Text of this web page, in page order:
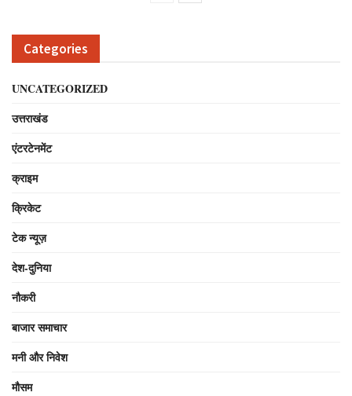
Categories
UNCATEGORIZED
उत्तराखंड
एंटरटेनमेंट
क्राइम
क्रिकेट
टेक न्यूज़
देश-दुनिया
नौकरी
बाजार समाचार
मनी और निवेश
मौसम